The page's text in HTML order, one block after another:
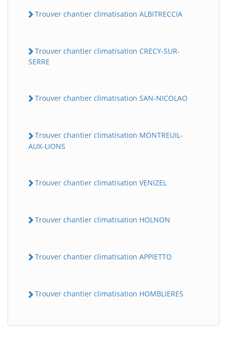
Trouver chantier climatisation ALBITRECCIA
Trouver chantier climatisation CRECY-SUR-
SERRE
Trouver chantier climatisation SAN-NICOLAO
Trouver chantier climatisation MONTREUIL-
AUX-LIONS
Trouver chantier climatisation VENIZEL
Trouver chantier climatisation HOLNON
Trouver chantier climatisation APPIETTO
Trouver chantier climatisation HOMBLIERES